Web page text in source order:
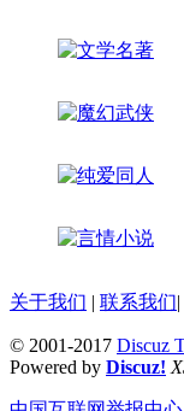
关于我们 | 联系我们|
© 2001-2017 Discuz
Powered by Discuz!